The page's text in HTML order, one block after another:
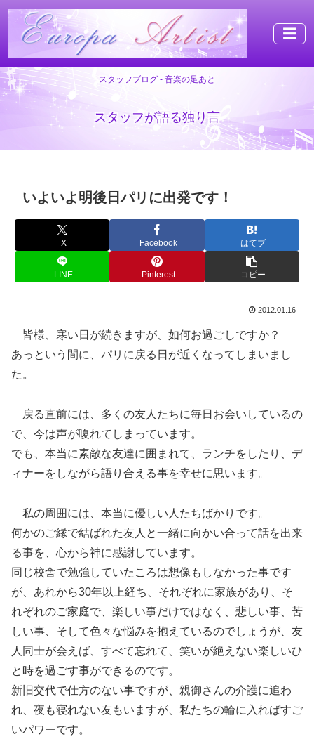
☰
スタッフブログ - 音楽の足あと
スタッフが語る独り言
いよいよ明後日パリに出発です！
X Facebook はてブ
LINE Pinterest コピー
2012.01.16
皆様、寒い日が続きますが、如何お過ごしですか？
あっという間に、パリに戻る日が近くなってしまいまし
た。
戻る直前には、多くの友人たちに毎日お会いしているの
で、今は声が嗄れてしまっています。
でも、本当に素敵な友達に囲まれて、ランチをしたり、デ
ィナーをしながら語り合える事を幸せに思います。
私の周囲には、本当に優しい人たちばかりです。
何かのご縁で結ばれた友人と一緒に向かい合って話を出来
る事を、心から神に感謝しています。
同じ校舎で勉強していたころは想像もしなかった事です
が、あれから30年以上経ち、それぞれに家族があり、そ
れぞれのご家庭で、楽しい事だけではなく、悲しい事、苦
しい事、そして色々な悩みを抱えているのでしょうが、友
人同士が会えば、すべて忘れて、笑いが絶えない楽しいひ
と時を過ごす事ができるのです。
新旧交代で仕方のない事ですが、親御さんの介護に追わ
れ、夜も寝れない友もいますが、私たちの輪に入ればすご
いパワーです。